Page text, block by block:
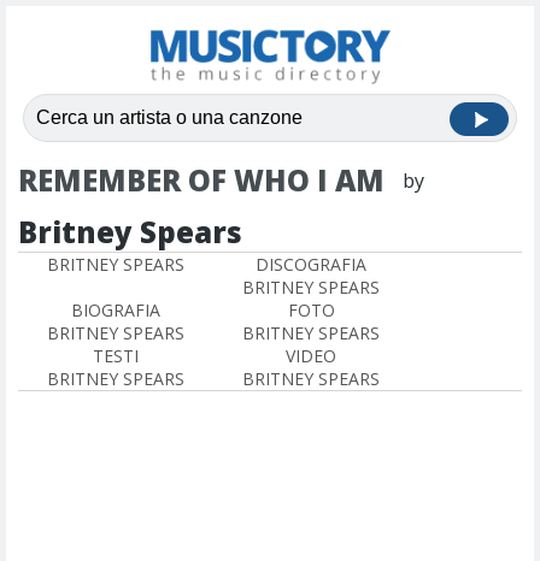
REMEMBER OF WHO I AM by
Britney Spears
BRITNEY SPEARS
DISCOGRAFIA
BRITNEY SPEARS
BIOGRAFIA
BRITNEY SPEARS
FOTO
BRITNEY SPEARS
TESTI
BRITNEY SPEARS
VIDEO
BRITNEY SPEARS